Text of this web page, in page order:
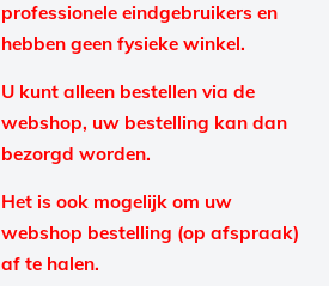
professionele eindgebruikers en
hebben geen fysieke winkel.
U kunt alleen bestellen via de
webshop, uw bestelling kan dan
bezorgd worden.
Het is ook mogelijk om uw
webshop bestelling (op afspraak)
af te halen.